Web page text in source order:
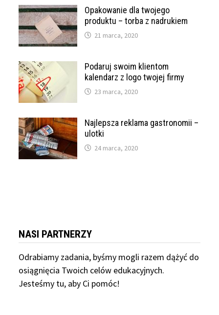
Opakowanie dla twojego
produktu – torba z nadrukiem
21 marca, 2020
Podaruj swoim klientom
kalendarz z logo twojej firmy
23 marca, 2020
Najlepsza reklama gastronomii –
ulotki
24 marca, 2020
NASI PARTNERZY
Odrabiamy zadania, byśmy mogli razem dążyć do
osiągnięcia Twoich celów edukacyjnych.
Jesteśmy tu, aby Ci pomóc!